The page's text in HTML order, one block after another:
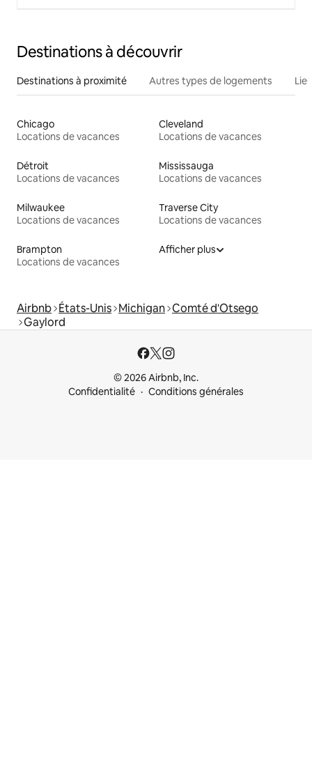
Destinations à découvrir
Destinations à proximité Autres types de logements
Chicago
Locations de vacances
Cleveland
Locations de vacances
Détroit
Locations de vacances
Mississauga
Locations de vacances
Milwaukee
Locations de vacances
Traverse City
Locations de vacances
Brampton
Locations de vacances
Afficher plus
Airbnb États-Unis Michigan Comté d'Otsego
Gaylord
© 2026 Airbnb, Inc.
Confidentialité
Conditions générales